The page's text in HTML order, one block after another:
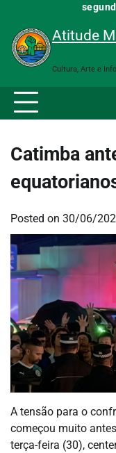
content
Atitude
Cultura, Arte e
Catimba
Posted on 30/06/
A tensão para o
começou muito
terça-feira (30),